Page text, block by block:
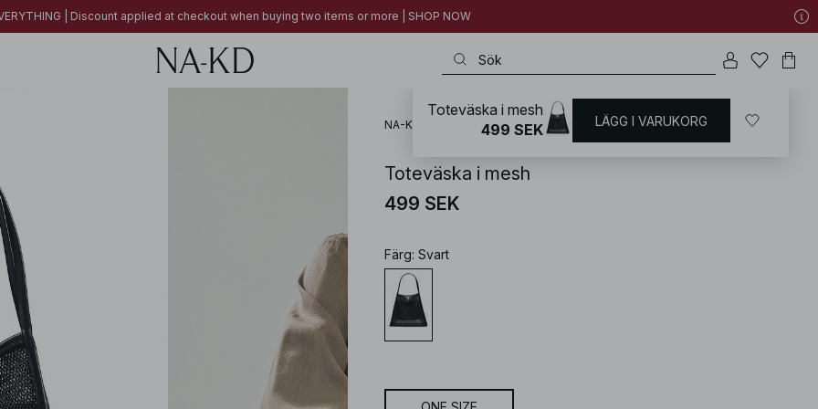
| Discount applied at checkout when buying two items or more | SHOP NOW
NA-KD Accessoarer / Väskor Tote bags
Toteväska i mesh
499 SEK
Färg: Svart
Toteväska i mesh
499 SEK
LÄGG I VARUKORG